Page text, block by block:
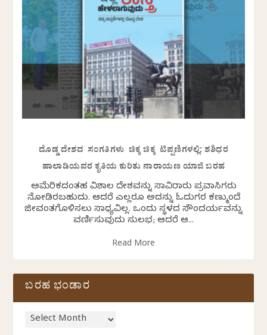
ದೊಡ್ಡ ದೇಶದ ಸಂಗತಿಗಳು ಚಿಕ್ಕ ಚಿಕ್ಕ ಟಿಪ್ಪಣಿಗಳಲ್ಲಿ: ಶಶಿಧರ
ಹಾಲಾಡಿಯವರ ಕೃತಿಯ ಕುರಿತು ನಾರಾಯಣ ಯಾಜಿ ಬರಹ
ಅಮೆರಿಕದಂತಹ ವಿಶಾಲ ದೇಶವನ್ನು ಸಾವಿರಾರು ಪ್ರವಾಸಿಗರು
ನೋಡಿರಬಹುದು. ಆದರೆ ಎಲ್ಲರೂ ಅದನ್ನು ಓದುಗರ ಕಣ್ಮುಂದೆ
ಜೀವಂತಗೊಳಿಸಲು ಸಾಧ್ಯವಿಲ್ಲ. ಒಂದು ಸ್ಥಳದ ಸೌಂದರ್ಯವನ್ನು
ವರ್ಣಿಸುವುದು ಸುಲಭ; ಆದರೆ ಆ...
Read More
ಬರಹ ಭಂಡಾರ